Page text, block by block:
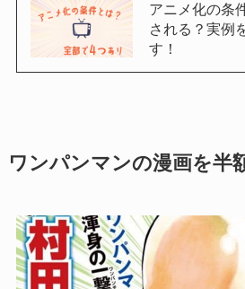
アニメ化の条
される？実例
す！
ワンパンマンの漫画を半